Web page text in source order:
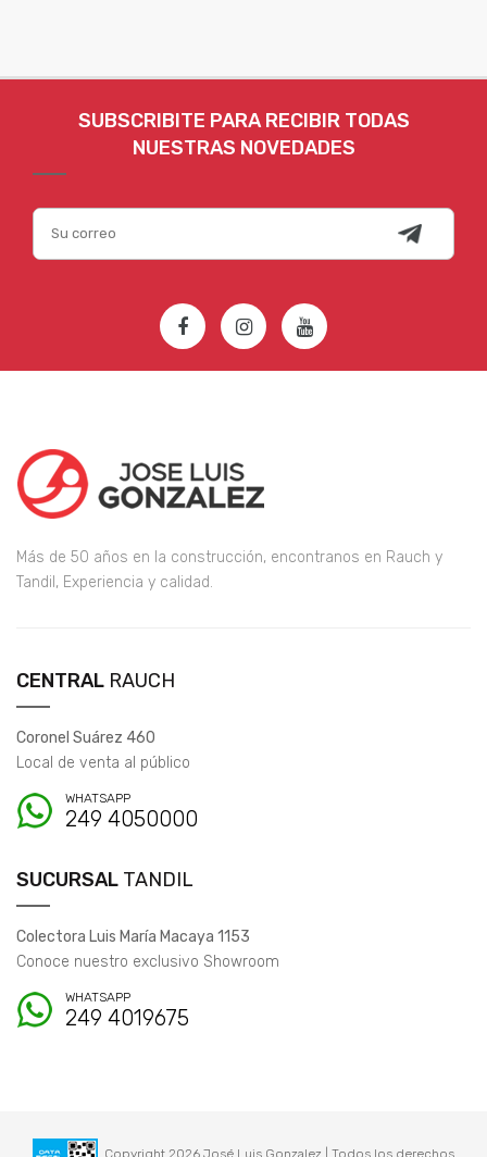
SUBSCRIBITE PARA RECIBIR TODAS
NUESTRAS NOVEDADES
Más de 50 años en la construcción, encontranos en Rauch y
Tandil, Experiencia y calidad.
CENTRAL RAUCH
Coronel Suárez 460
Local de venta al público
WHATSAPP
249 4050000
SUCURSAL TANDIL
Colectora Luis María Macaya 1153
Conoce nuestro exclusivo Showroom
WHATSAPP
249 4019675
Copyright 2026 José Luis Gonzalez | Todos los derechos